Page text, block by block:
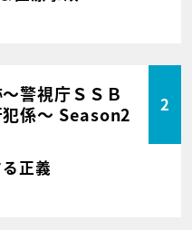
警視庁ＳＳＢ
犯係～ Season2
2
正義